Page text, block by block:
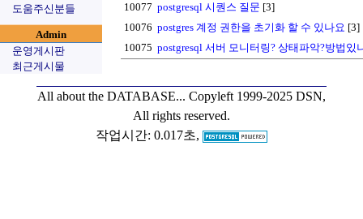
도움주신분들
Admin
운영게시판
최근게시물
10077 postgresql 시퀀스 질문 [3]
10076 postgres 계정 권한을 초기화 할 수 있나요 [3]
10075 postgresql 서버 모니터링? 상태파악?방법있
All about the DATABASE... Copyleft 1999-2025 DSN,
All rights reserved.
작업시간: 0.017초,